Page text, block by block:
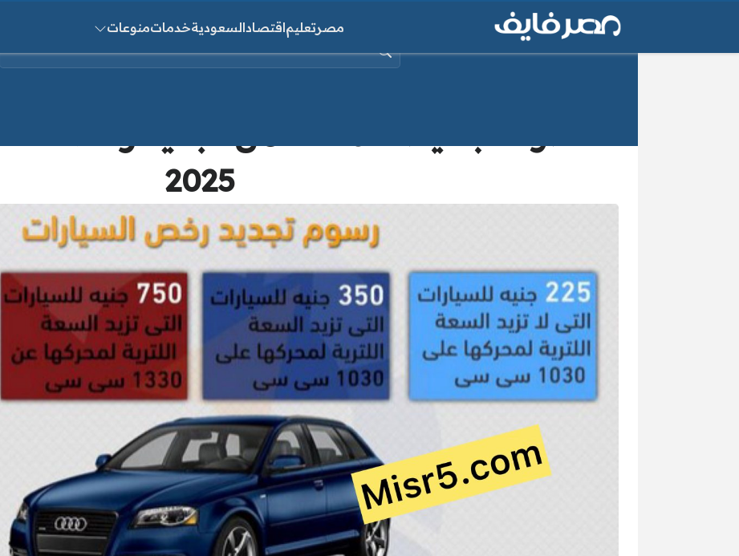
مصرتعليماقتصادالسعوديةخدماتمنوعات
2025